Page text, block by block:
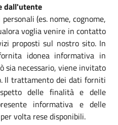
dall'utente
(es. nome, cognome,
voglia venire in contatto
proposti sul nostro sito. In
idonea informativa in
sia necessario, viene invitato
Il trattamento dei dati forniti
delle finalità e delle
informativa e delle
volta rese disponibili.